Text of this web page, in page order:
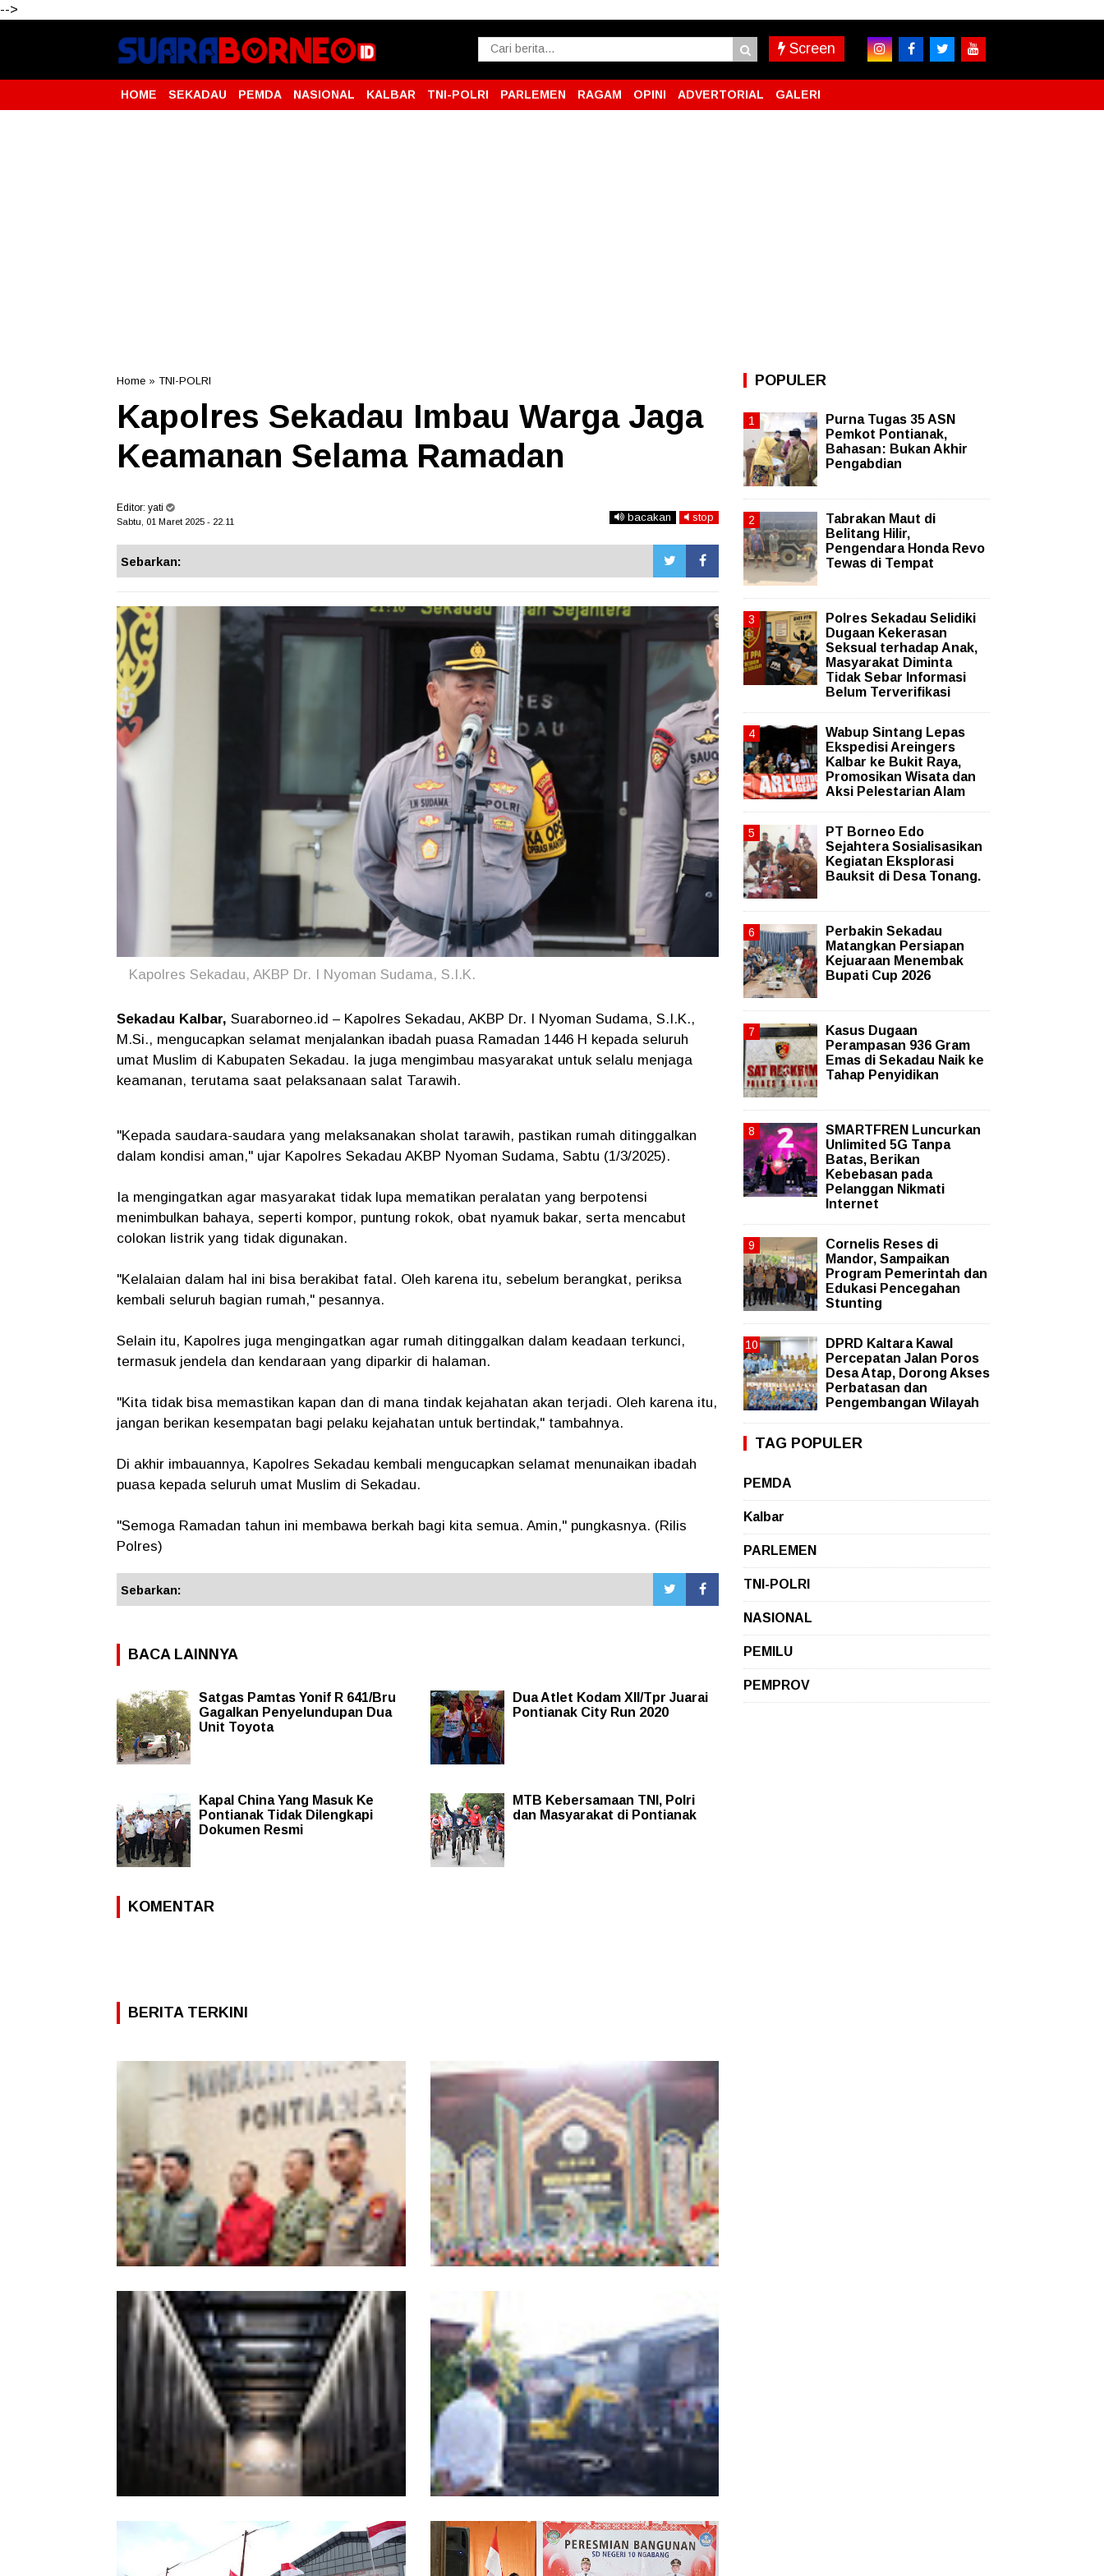
-->
Screen
HOME SEKADAU PEMDA NASIONAL KALBAR TNI-POLRI PARLEMEN RAGAM OPINI ADVERTORIAL GALERI
Home » TNI-POLRI
Kapolres Sekadau Imbau Warga Jaga
Keamanan Selama Ramadan
Editor: yati
Sabtu, 01 Maret 2025 - 22.11 bacakan stop
Sebarkan:
Kapolres Sekadau, AKBP Dr. I Nyoman Sudama, S.I.K.
Sekadau Kalbar, Suaraborneo.id – Kapolres Sekadau, AKBP Dr. I Nyoman Sudama, S.I.K.,
M.Si., mengucapkan selamat menjalankan ibadah puasa Ramadan 1446 H kepada seluruh
umat Muslim di Kabupaten Sekadau. Ia juga mengimbau masyarakat untuk selalu menjaga
keamanan, terutama saat pelaksanaan salat Tarawih.
"Kepada saudara-saudara yang melaksanakan sholat tarawih, pastikan rumah ditinggalkan
dalam kondisi aman," ujar Kapolres Sekadau AKBP Nyoman Sudama, Sabtu (1/3/2025).
Ia mengingatkan agar masyarakat tidak lupa mematikan peralatan yang berpotensi
menimbulkan bahaya, seperti kompor, puntung rokok, obat nyamuk bakar, serta mencabut
colokan listrik yang tidak digunakan.
"Kelalaian dalam hal ini bisa berakibat fatal. Oleh karena itu, sebelum berangkat, periksa
kembali seluruh bagian rumah," pesannya.
Selain itu, Kapolres juga mengingatkan agar rumah ditinggalkan dalam keadaan terkunci,
termasuk jendela dan kendaraan yang diparkir di halaman.
"Kita tidak bisa memastikan kapan dan di mana tindak kejahatan akan terjadi. Oleh karena itu,
jangan berikan kesempatan bagi pelaku kejahatan untuk bertindak," tambahnya.
Di akhir imbauannya, Kapolres Sekadau kembali mengucapkan selamat menunaikan ibadah
puasa kepada seluruh umat Muslim di Sekadau.
"Semoga Ramadan tahun ini membawa berkah bagi kita semua. Amin," pungkasnya. (Rilis
Polres)
Sebarkan:
BACA LAINNYA
Satgas Pamtas Yonif R 641/Bru
Gagalkan Penyelundupan Dua
Unit Toyota
Dua Atlet Kodam XII/Tpr Juarai
Pontianak City Run 2020
Kapal China Yang Masuk Ke
Pontianak Tidak Dilengkapi
Dokumen Resmi
MTB Kebersamaan TNI, Polri
dan Masyarakat di Pontianak
KOMENTAR
BERITA TERKINI
Kesiapsiagaan Total Pemprov Kalbar
Hadapi Karhutla
19 Kafilah Pontianak Melaju ke Final MTQ
Kalbar ke-34
POPULER
Purna Tugas 35 ASN
Pemkot Pontianak,
Bahasan: Bukan Akhir
Pengabdian
Tabrakan Maut di
Belitang Hilir,
Pengendara Honda Revo
Tewas di Tempat
Polres Sekadau Selidiki
Dugaan Kekerasan
Seksual terhadap Anak,
Masyarakat Diminta
Tidak Sebar Informasi
Belum Terverifikasi
Wabup Sintang Lepas
Ekspedisi Areingers
Kalbar ke Bukit Raya,
Promosikan Wisata dan
Aksi Pelestarian Alam
PT Borneo Edo
Sejahtera Sosialisasikan
Kegiatan Eksplorasi
Bauksit di Desa Tonang.
Perbakin Sekadau
Matangkan Persiapan
Kejuaraan Menembak
Bupati Cup 2026
Kasus Dugaan
Perampasan 936 Gram
Emas di Sekadau Naik ke
Tahap Penyidikan
SMARTFREN Luncurkan
Unlimited 5G Tanpa
Batas, Berikan
Kebebasan pada
Pelanggan Nikmati
Internet
Cornelis Reses di
Mandor, Sampaikan
Program Pemerintah dan
Edukasi Pencegahan
Stunting
DPRD Kaltara Kawal
Percepatan Jalan Poros
Desa Atap, Dorong Akses
Perbatasan dan
Pengembangan Wilayah
TAG POPULER
PEMDA
Kalbar
PARLEMEN
TNI-POLRI
NASIONAL
PEMILU
PEMPROV